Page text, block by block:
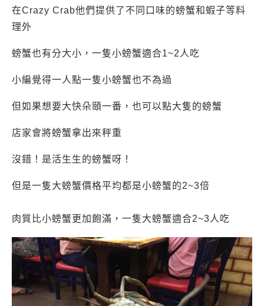
在Crazy Crab他們提供了不同口味的螃蟹和蝦子等料
理外
螃蟹也有分大小，一隻小螃蟹適合1~2人吃
小編覺得一人點一隻小螃蟹也不為過
但如果想要大快朵頤一番，也可以點大隻的螃蟹
店家會將螃蟹拿出來秤重
沒錯！是活生生的螃蟹呀！
但是一隻大螃蟹價格平均都是小螃蟹的2~3倍
肉質比小螃蟹更加飽滿，一隻大螃蟹適合2~3人吃